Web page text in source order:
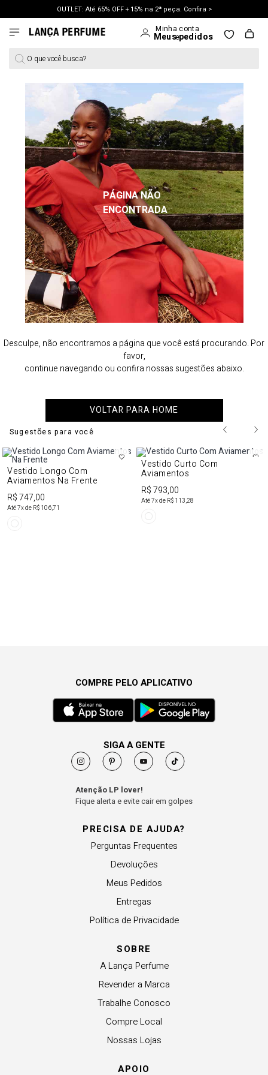
OUTLET: Até 65% OFF + 15% na 2ª peça. Confira >
LANÇAMENTO PRIMAVERA 27. Clique e aproveite.
O que você busca?
PÁGINA NÃO
ENCONTRADA
Desculpe, não encontramos a página que você está procurando. Por
favor,
continue navegando ou confira nossas sugestões abaixo.
VOLTAR PARA HOME
Sugestões para você
Vestido Longo Com
Aviamentos Na Frente
R$ 747,00
Até7x de R$ 106,71
Vestido Curto Com
Aviamentos
R$ 793,00
Até7x de R$ 113,28
PRECISA DE AJUDA?
Perguntas Frequentes
Devoluções
Meus Pedidos
Entregas
Política de Privacidade
SOBRE
A Lança Perfume
Revender a Marca
Trabalhe Conosco
Compre Local
Nossas Lojas
APOIO
COMPRE PELO APLICATIVO
SIGA A GENTE
Atenção LP lover!
Fique alerta e evite cair em golpes